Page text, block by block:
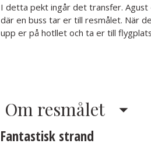
I detta pekt ingår det transfer.
där en buss tar er till resmålet. När
upp er på hotllet och ta er till
Om resmålet
Fantastisk strand